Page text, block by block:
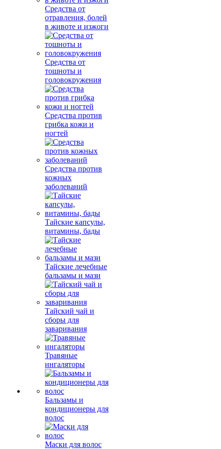
Средства от
отравления, болей
в животе и изжоги
Средства от
тошноты и
головокружения
Средства против
грибка кожи и
ногтей
Средства против
кожных
заболеваний
Тайские капсулы,
витамины, бады
Тайские лечебные
бальзамы и мази
Тайский чай и
сборы для
заваривания
Травяные
ингаляторы
Бальзамы и
кондиционеры для
волос
Маски для волос